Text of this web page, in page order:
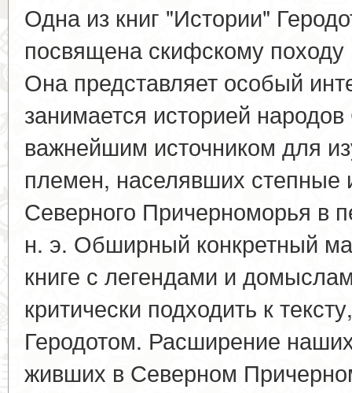
Одна из книг "Истории"
посвящена скифскому
Она представляет особый
занимается историей
важнейшим источником для
племен, населявших степные
Северного Причерноморья в
н. э. Обширный конкретный
книге с легендами и
критически подходить к
Геродотом. Расширение
живших в Северном